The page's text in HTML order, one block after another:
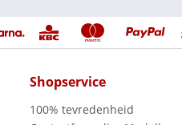
Shopservice
100% tevredenheid